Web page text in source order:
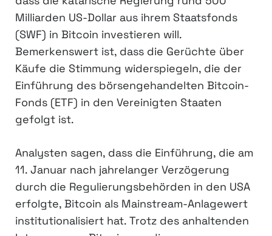
Milliarden US-Dollar aus ihrem Staatsfonds
(SWF) in Bitcoin investieren will.
Bemerkenswert ist, dass die Gerüchte über
Käufe die Stimmung widerspiegeln, die der
Einführung des börsengehandelten Bitcoin-
Fonds (ETF) in den Vereinigten Staaten
gefolgt ist.
Analysten sagen, dass die Einführung, die am
11. Januar nach jahrelanger Verzögerung
durch die Regulierungsbehörden in den USA
erfolgte, Bitcoin als Mainstream-Anlagewert
institutionalisiert hat. Trotz des anhaltenden